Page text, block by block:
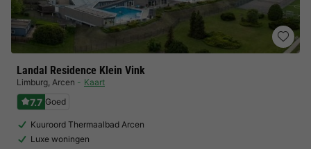
Landal Residence Klein Vink
Limburg, Arcen Kaart
7.7 Goed
Kuuroord Thermaalbad Arcen
Luxe woningen